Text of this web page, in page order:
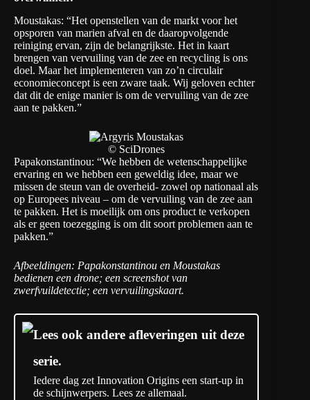
Moustakas: “Het openstellen van de markt voor het
opsporen van marien afval en de daaropvolgende
reiniging ervan, zijn de belangrijkste. Het in kaart
brengen van vervuiling van de zee en recycling is ons
doel. Maar het implementeren van zo’n circulair
economieconcept is een zware taak. Wij geloven echter
dat dit de enige manier is om de vervuiling van de zee
aan te pakken.”
© SciDrones
Papakonstantinou: “We hebben de wetenschappelijke
ervaring en we hebben een geweldig idee, maar we
missen de steun van de overheid- zowel op nationaal als
op Europees niveau – om de vervuiling van de zee aan
te pakken. Het is moeilijk om ons product te verkopen
als er geen toezegging is om dit soort problemen aan te
pakken.”
Afbeeldingen: Papakonstantinou en Moustakas
bedienen een drone; een screenshot van
zwerfvuildetectie; een vervuilingskaart.
Lees ook andere afleveringen uit deze
serie.
Iedere dag zet Innovation Origins een start-up in
de schijnwerpers. Lees ze allemaal.